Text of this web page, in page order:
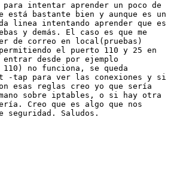
intentar aprender un poco de
está bastante bien y aunque es un
linea intentando aprender que es
y demás. El caso es que me
de correo en local(pruebas)
el puerto 110 y 25 en
desde por ejemplo
no funciona, se queda
-tap para ver las conexiones y si
esas reglas creo yo que sería
sobre iptables, o si hay otra
Creo que es algo que nos
seguridad. Saludos.